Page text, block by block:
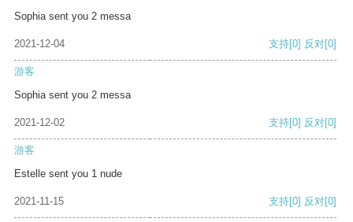
Sophia sent you 2 messa
2021-12-04 支持[0] 反对[0]
游客
Sophia sent you 2 messa
2021-12-02 支持[0] 反对[0]
游客
Estelle sent you 1 nude
2021-11-15 支持[0] 反对[0]